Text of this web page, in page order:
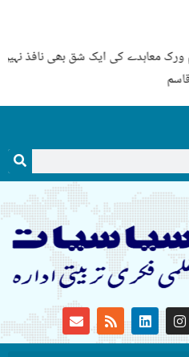
ایک شق بھی نافذ نہیں ہونے